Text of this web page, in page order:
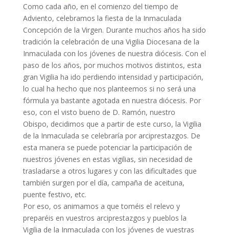
Como cada año, en el comienzo del tiempo de
Adviento, celebramos la fiesta de la Inmaculada
Concepción de la Virgen. Durante muchos años ha sido
tradición la celebración de una Vigilia Diocesana de la
Inmaculada con los jóvenes de nuestra diócesis. Con el
paso de los años, por muchos motivos distintos, esta
gran Vigilia ha ido perdiendo intensidad y participación,
lo cual ha hecho que nos planteemos si no será una
fórmula ya bastante agotada en nuestra diócesis. Por
eso, con el visto bueno de D. Ramón, nuestro
Obispo, decidimos que a partir de este curso, la Vigilia
de la Inmaculada se celebraría por arciprestazgos. De
esta manera se puede potenciar la participación de
nuestros jóvenes en estas vigilias, sin necesidad de
trasladarse a otros lugares y con las dificultades que
también surgen por el día, campaña de aceituna,
puente festivo, etc.
Por eso, os animamos a que toméis el relevo y
preparéis en vuestros arciprestazgos y pueblos la
Vigilia de la Inmaculada con los jóvenes de vuestras